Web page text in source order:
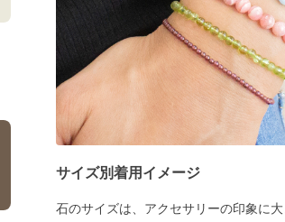
サイズ別着用イメージ
石のサイズは、アクセサリーの印象に大